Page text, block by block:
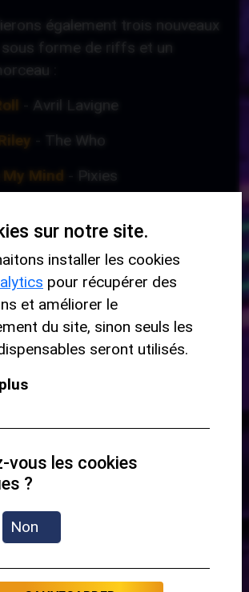
également trois nouveaux
forme de riffs et un
:
- Avril Lavigne
- The Who
My Mind - Pixies
fermée -Pack 1
:
Présentation
Rock n roll
Baba o'riley
sur notre site.
installer les cookies
pour récupérer des
et améliorer le
du site, sinon seuls les
seront utilisés.
Non
vous les cookies
?